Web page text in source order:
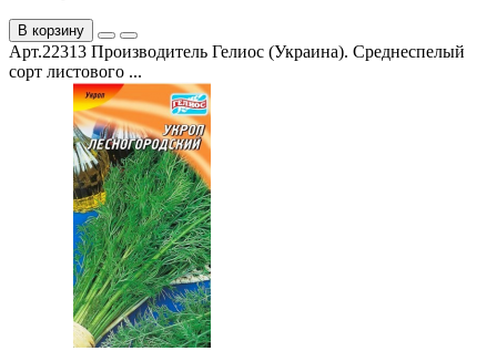
В корзину
Арт.22313 Производитель Гелиос (Украина). Среднеспелый
сорт листового ...